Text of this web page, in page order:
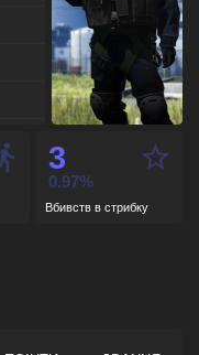
3
Вбивств в стрибку
0.97%